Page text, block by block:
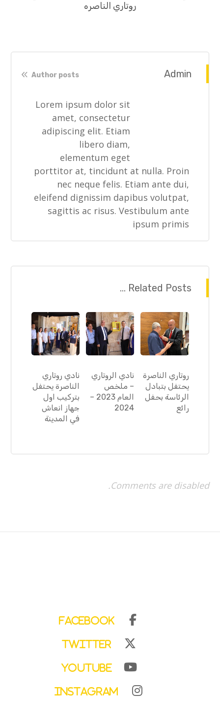
روتاري الناصره
Admin
Author posts
Lorem ipsum dolor sit
amet, consectetur
adipiscing elit. Etiam
libero diam,
elementum eget
porttitor at, tincidunt at nulla. Proin
nec neque felis. Etiam ante dui,
eleifend dignissim dapibus volutpat,
sagittis ac risus. Vestibulum ante
ipsum primis
Related Posts ...
روتاري الناصرة
يحتفل بتبادل
الرئاسة بحفل
رائع
نادي الروتاري
– ملخص
العام 2023 –
2024
نادي روتاري
الناصرة يحتفل
بتركيب اول
جهاز انعاش
في المدينة
Comments are disabled.
Facebook
Twitter
YouTube
Instagram